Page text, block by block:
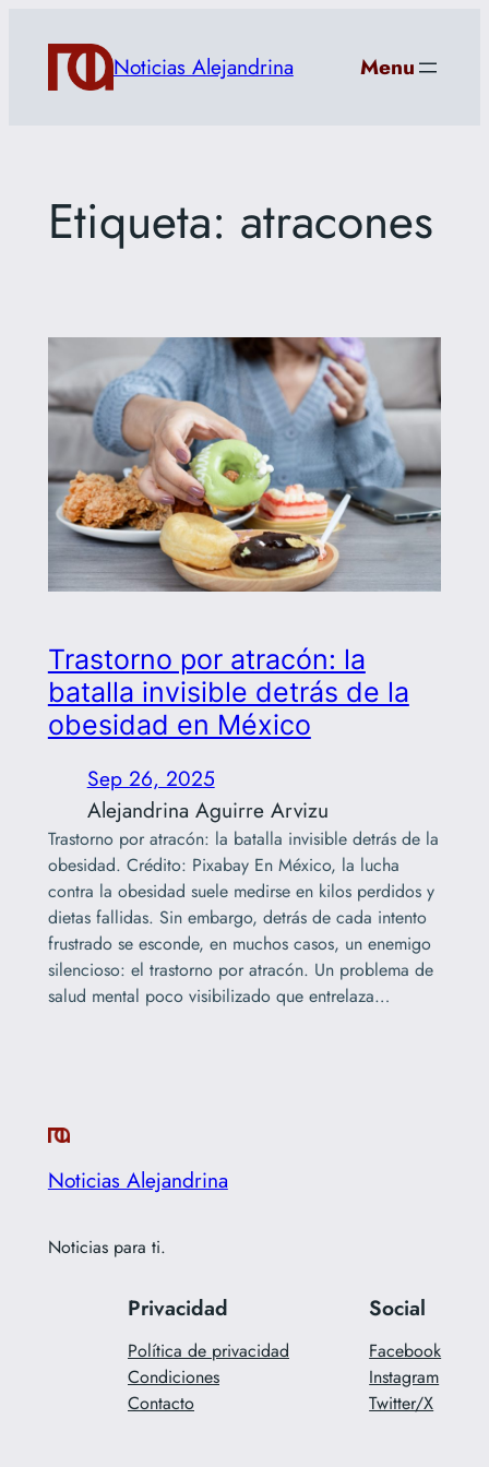
contenido
Noticias Alejandrina Menu
Etiqueta: atracones
Trastorno por atracón: la
batalla invisible detrás de la
obesidad en México
Sep 26, 2025
Alejandrina Aguirre Arvizu
Trastorno por atracón: la batalla invisible detrás de la
obesidad. Crédito: Pixabay En México, la lucha
contra la obesidad suele medirse en kilos perdidos y
dietas fallidas. Sin embargo, detrás de cada intento
frustrado se esconde, en muchos casos, un enemigo
silencioso: el trastorno por atracón. Un problema de
salud mental poco visibilizado que entrelaza…
Noticias Alejandrina
Noticias para ti.
Privacidad
Política de privacidad
Condiciones
Contacto
Social
Facebook
Instagram
Twitter/X